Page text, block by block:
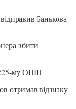
Банькова
вбити
225-му ОШП
отримав відзнаку